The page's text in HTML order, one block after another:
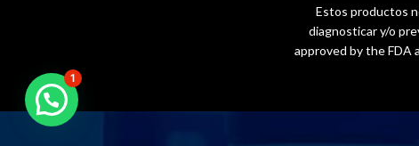
Estos productos
diagnosticar y/o
approved by the FDA
1